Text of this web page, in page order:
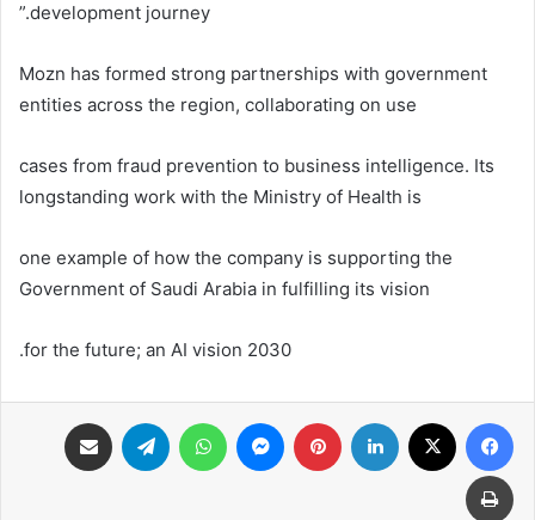
development journey.”
Mozn has formed strong partnerships with government
entities across the region, collaborating on use
cases from fraud prevention to business intelligence. Its
longstanding work with the Ministry of Health is
one example of how the company is supporting the
Government of Saudi Arabia in fulfilling its vision
2030 for the future; an AI vision.
فيسبوك لينكدإن بينتيريست ماسنجر واتساب تيلقرام
طباعة